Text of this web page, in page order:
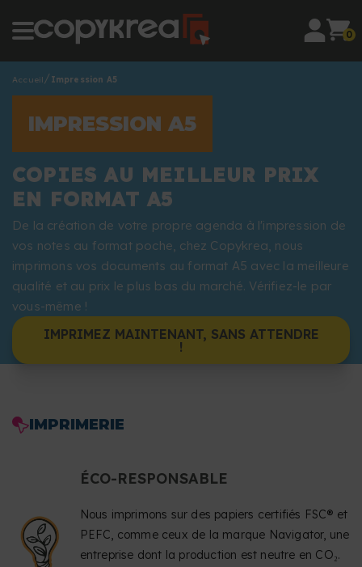
0
Accueil Impression A5
IMPRESSION A5
COPIES AU MEILLEUR PRIX
EN FORMAT A5
De la création de votre propre agenda à l'impression de
vos notes au format poche, chez Copykrea, nous
imprimons vos documents au format A5 avec la meilleure
qualité et au prix le plus bas du marché. Vérifiez-le par
vous-même !
IMPRIMEZ MAINTENANT, SANS ATTENDRE
!
IMPRIMERIE
ÉCO-RESPONSABLE
Nous imprimons sur des papiers certifiés FSC® et
PEFC, comme ceux de la marque Navigator, une
entreprise dont la production est neutre en CO₂.